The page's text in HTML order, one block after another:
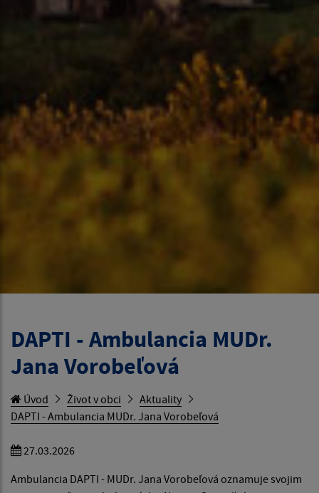
DAPTI - Ambulancia MUDr.
Jana Vorobeľová
Úvod Život v obci
Aktuality
DAPTI - Ambulancia MUDr. Jana Vorobeľová
27.03.2026
Ambulancia DAPTI - MUDr. Jana Vorobeľová oznamuje svojim